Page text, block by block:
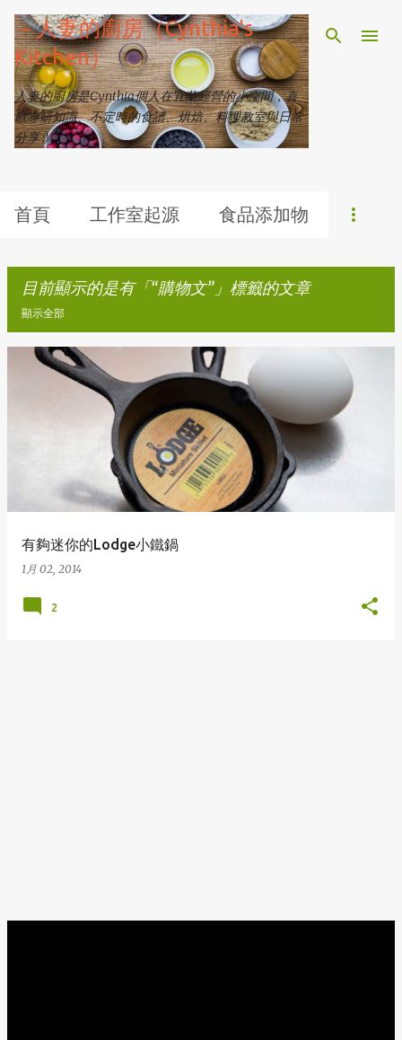
跳到主要內容
－人妻的廚房（Cynthia's
Kitchen）
人妻的廚房是Cynthia個人在宜蘭經營的小空間，喜
歡專研知識、不定時的食譜、烘焙、料理教室與日常
分享 :)
首頁 工作室起源 食品添加物
目前顯示的是有「 購物文 」標籤的文章
顯示全部
有夠迷你的Lodge小鐵鍋
1月 02, 2014
2